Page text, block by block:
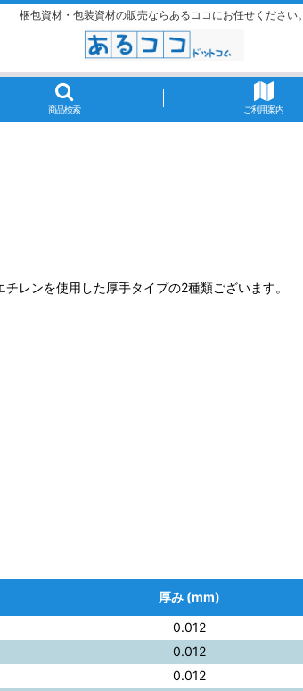
梱包資材・包装資材の販売ならあるココにお任せください。
商品検索 ご利用案内
レンを使用した厚手タイプの2種類ございます。
厚み (mm)
0.012
0.012
0.012